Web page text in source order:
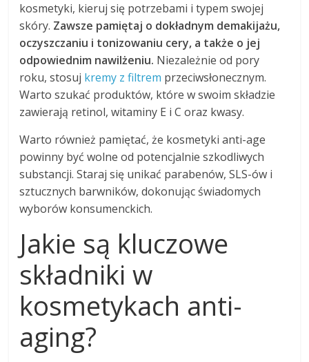
kosmetyki, kieruj się potrzebami i typem swojej
skóry. Zawsze pamiętaj o dokładnym demakijażu,
oczyszczaniu i tonizowaniu cery, a także o jej
odpowiednim nawilżeniu. Niezależnie od pory
roku, stosuj kremy z filtrem przeciwsłonecznym.
Warto szukać produktów, które w swoim składzie
zawierają retinol, witaminy E i C oraz kwasy.
Warto również pamiętać, że kosmetyki anti-age
powinny być wolne od potencjalnie szkodliwych
substancji. Staraj się unikać parabenów, SLS-ów i
sztucznych barwników, dokonując świadomych
wyborów konsumenckich.
Jakie są kluczowe
składniki w
kosmetykach anti-
aging?